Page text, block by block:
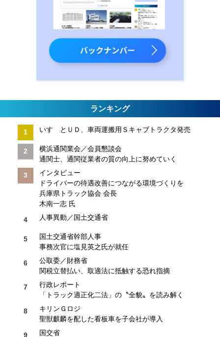
ランキング
いすゞとＵＤ、車両運搬用Ｓキャブトラクタ発売
横浜通関業会／会員懇談会
通関士、通関従業者の質の向上に努めていく
インタビュー
ドライバーの待遇改善につながる環境づくりを
兵庫県トラック協会 会長
木南一志 氏
人事異動／国土交通省
国土交通省幹部人事
事務次官に塩見英之氏が就任
公取委／財務省
関税立替払い、取適法に抵触する恐れ指摘
行政レポート
「トラック適正化二法」の〝全貌〟を読み解く
キリンＧロジ
聖獣麒麟を配した看板車を子会社が導入
国交省